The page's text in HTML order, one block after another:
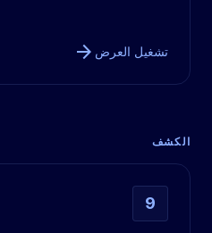
تشغيل العرض arrow_forward
الكشف
9